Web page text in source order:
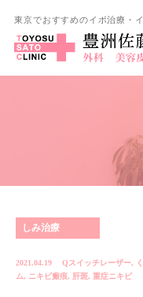
東京でおすすめのイボ治療・
しみ治療
2021.04.19 Qスイッチレーザー,
ム, ニキビ瘢痕, 肝斑, 重症ニキビ